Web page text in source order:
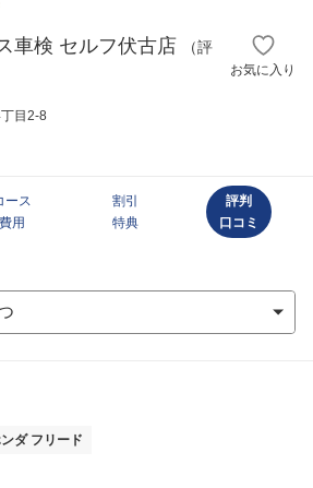
車検 セルフ伏古店
（評
お気に入り
目2-8
ース
費用
割引
特典
評判
口コミ
ダ フリード